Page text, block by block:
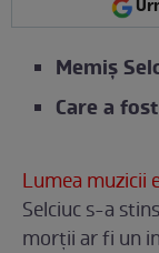
Memiș
Care a
Lumea muzicii
Selciuc s-a
morții ar fi un